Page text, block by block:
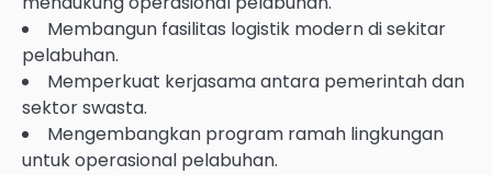
Membangun fasilitas logistik modern di sekitar
pelabuhan.
Memperkuat kerjasama antara pemerintah dan
sektor swasta.
Mengembangkan program ramah lingkungan
untuk operasional pelabuhan.